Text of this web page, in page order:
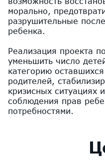
морально,
разрушительные
ребенка.
Реализация проекта
уменьшить число
категорию
родителей,
кризисных ситуациях
соблюдения прав
потребностями.